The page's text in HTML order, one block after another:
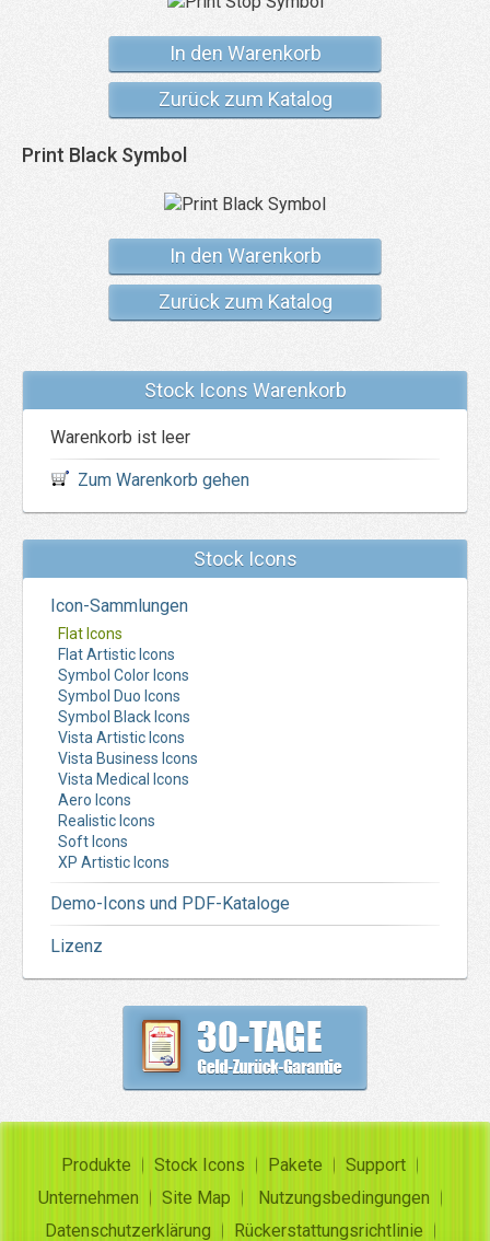
In den Warenkorb
Zurück zum Katalog
Print Black Symbol
In den Warenkorb
Zurück zum Katalog
Stock Icons Warenkorb
Warenkorb ist leer
Zum Warenkorb gehen
Stock Icons
Icon-Sammlungen
Flat Icons
Flat Artistic Icons
Symbol Color Icons
Symbol Duo Icons
Symbol Black Icons
Vista Artistic Icons
Vista Business Icons
Vista Medical Icons
Aero Icons
Realistic Icons
Soft Icons
XP Artistic Icons
Demo-Icons und PDF-Kataloge
Lizenz
Produkte Stock Icons Pakete
Support
Unternehmen
Site Map
Nutzungsbedingungen
Datenschutzerklärung
Rückerstattungsrichtlinie